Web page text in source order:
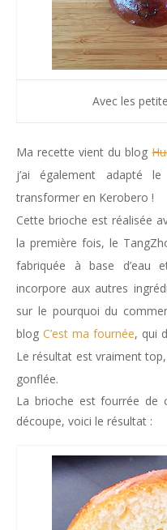
Avec les
Ma recette vient du blog
j’ai également adapté
transformer en Kerobero !
Cette brioche est réalisée
la première fois, le
fabriquée à base d’eau
incorpore aux autres
sur le pourquoi du
blog C’est ma fournée, qui
Le résultat est vraiment
gonflée.
La brioche est fourrée de
découpe, voici le résultat :